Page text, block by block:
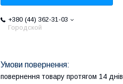
+380 (44) 362-31-03
Городской
повернення товару протягом 14 днів